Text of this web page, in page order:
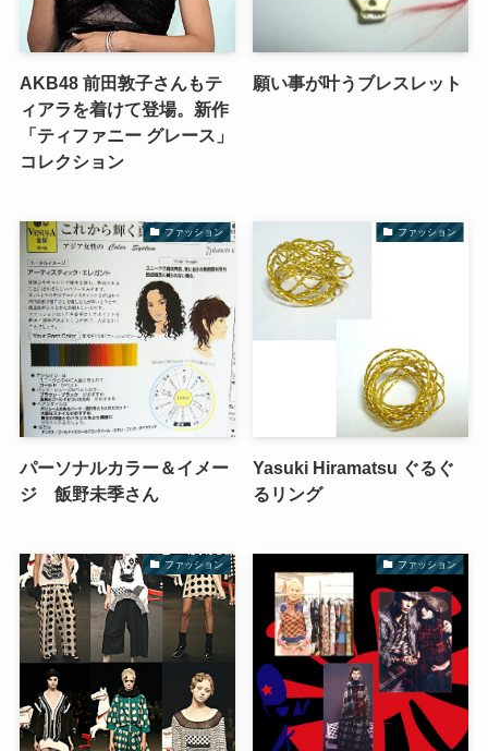
AKB48 前田敦子さんもテ
ィアラを着けて登場。新作
「ティファニー グレース」
コレクション
願い事が叶うブレスレット
ファッション
パーソナルカラー＆イメー
ジ 飯野未季さん
ファッション
Yasuki Hiramatsu ぐるぐ
るリング
ファッション ファッション